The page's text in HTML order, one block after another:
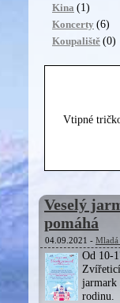
Kina (1)
Koncerty (6)
Koupaliště (0)
Vtipné
Veselý
pomáhá
04.09.2021 - Mladá
Od 10-
jarmark
rodinu.